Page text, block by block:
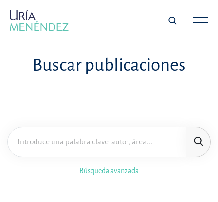
Buscar publicaciones
Búsqueda avanzada